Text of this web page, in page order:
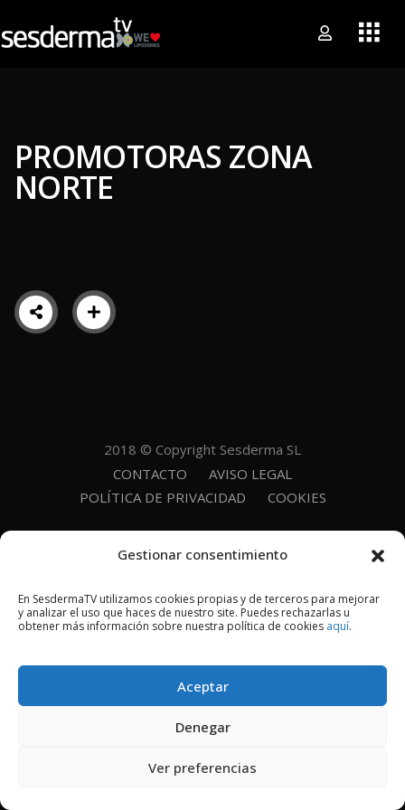
Gestionar consentimiento
En SesdermaTV utilizamos cookies propias y de terceros para mejorar
y analizar el uso que haces de nuestro site. Puedes rechazarlas u
obtener más información sobre nuestra política de cookies aquí.
Aceptar
Denegar
Ver preferencias
PROMOTORAS ZONA
NORTE
2018 © Copyright Sesderma SL
CONTACTO
AVISO LEGAL
POLÍTICA DE PRIVACIDAD
COOKIES